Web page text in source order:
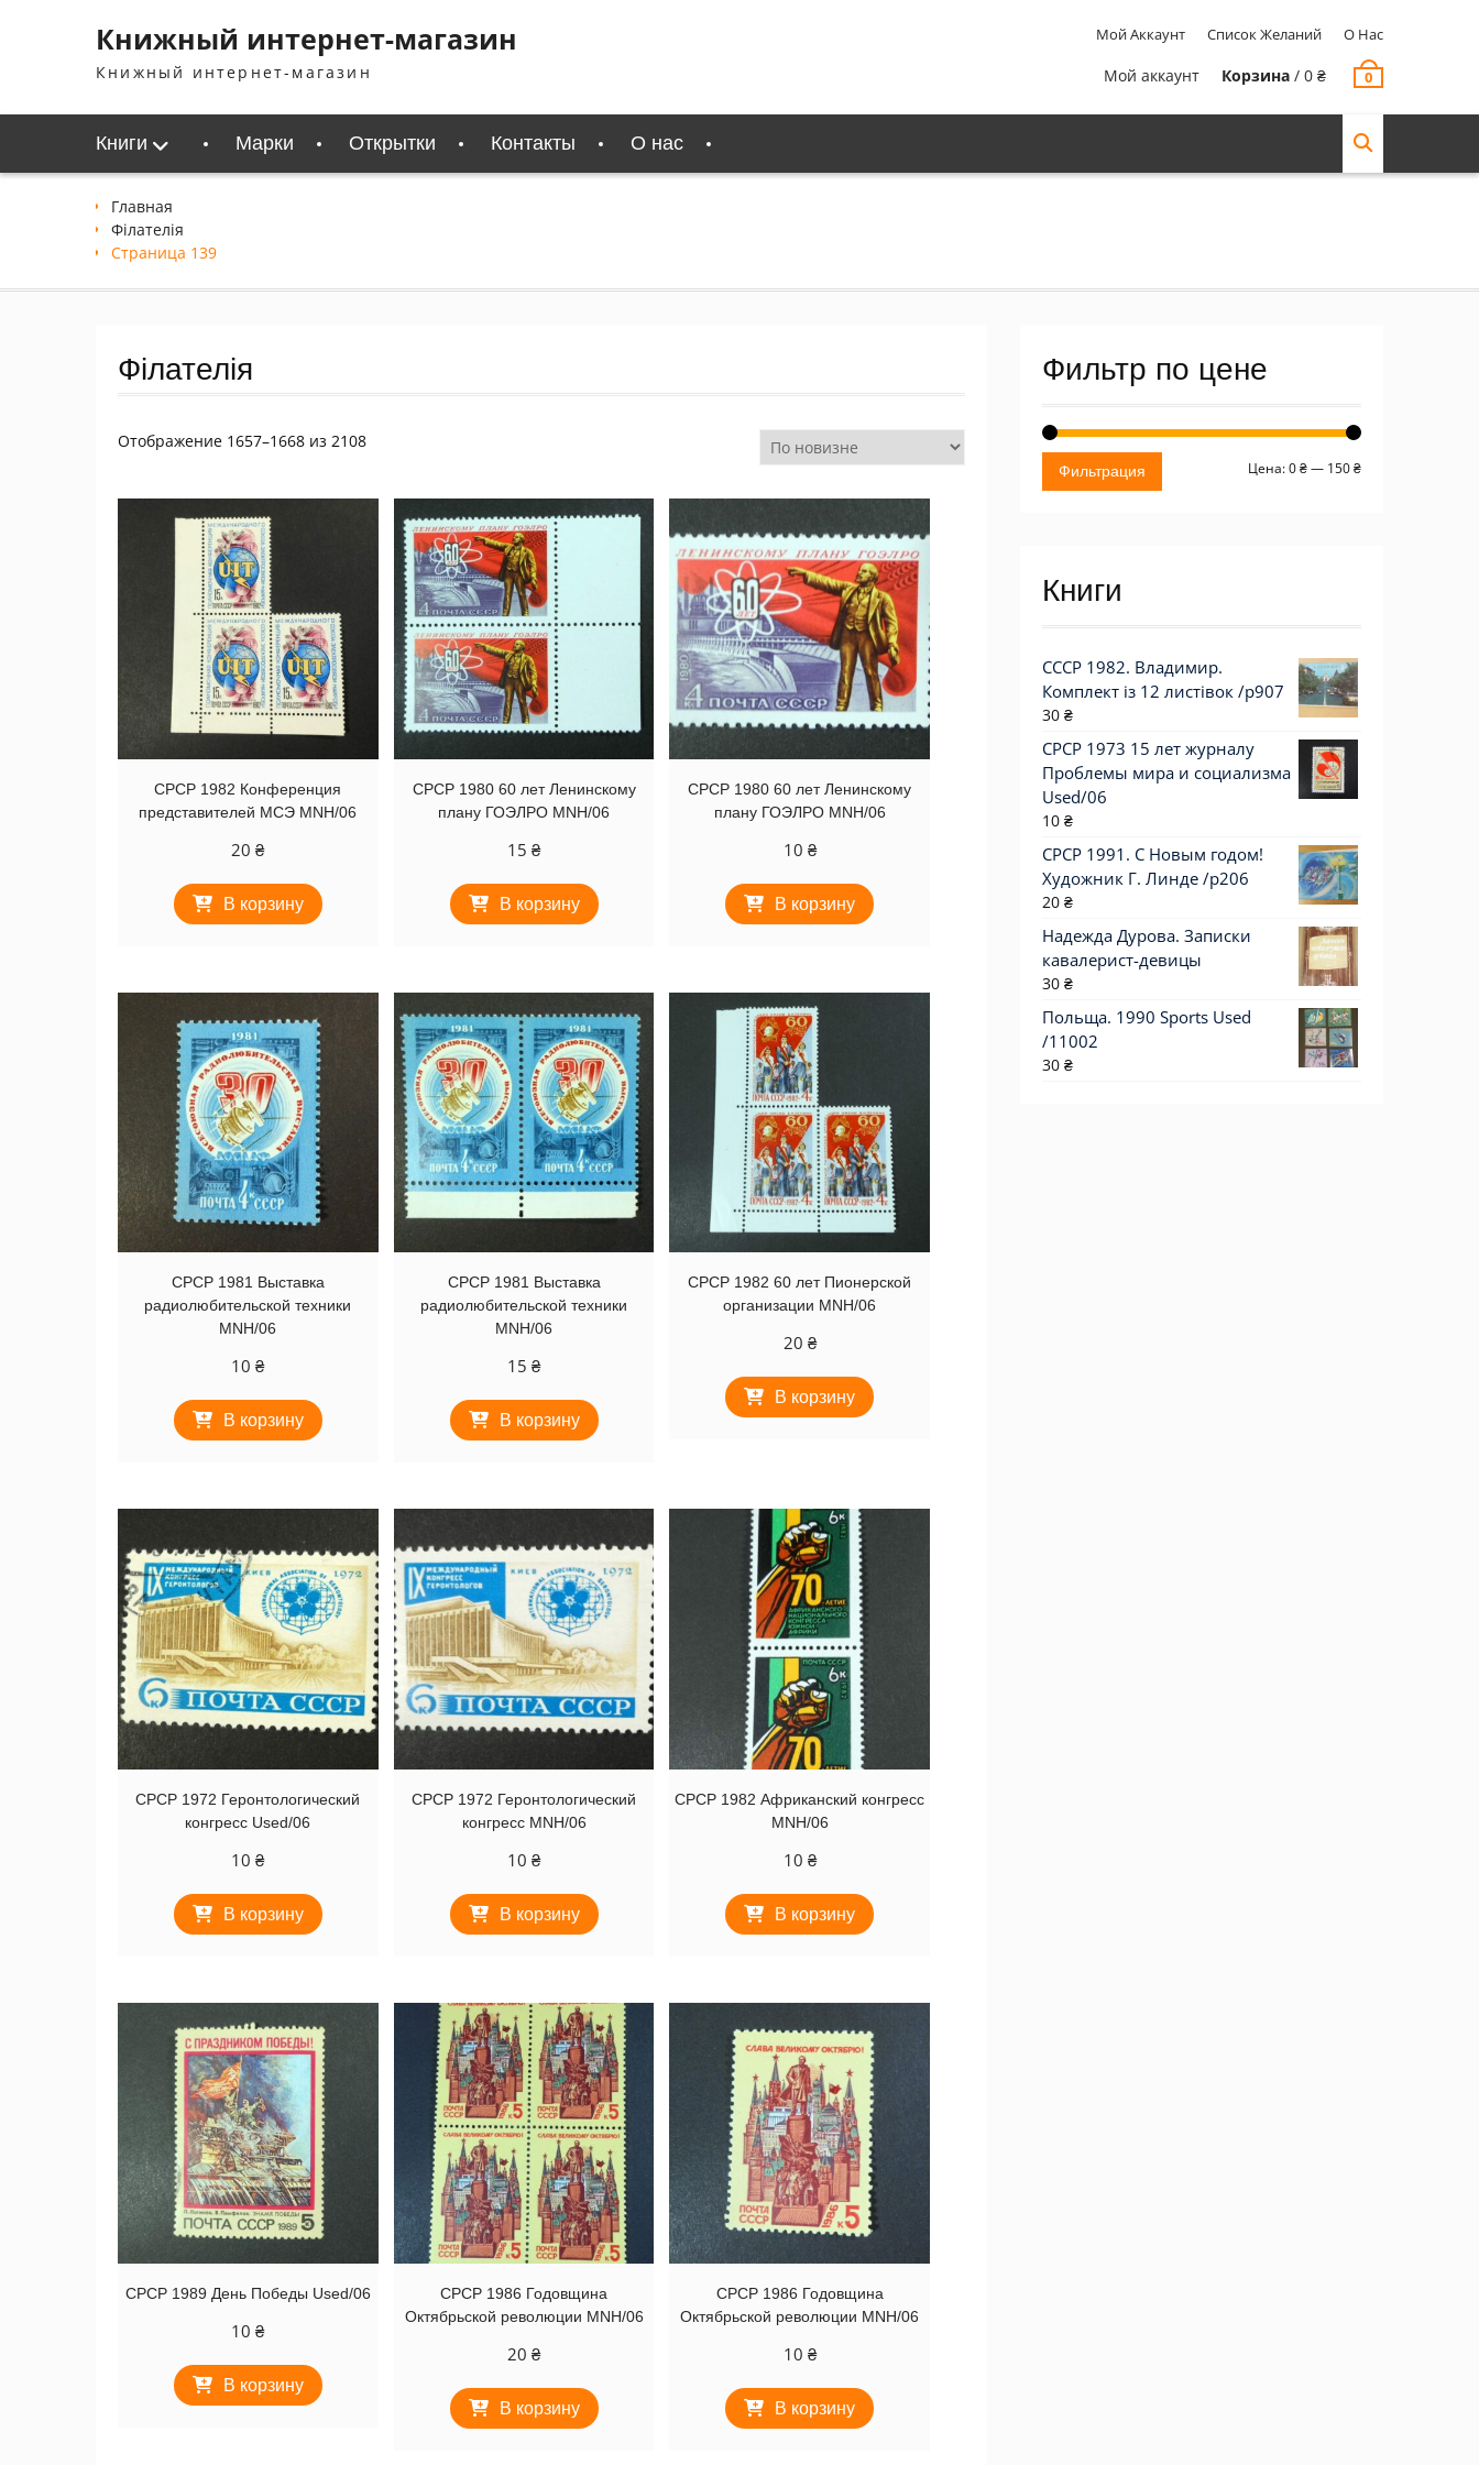
содержимомуКнижный интернет-магазин
Книжный интернет-магазин
Мой Аккаунт Список Желаний О Нас
Мой аккаунт Корзина / 0 ₴ 0
Книги Марки Открытки Контакты О нас
Главная
Філателія
Страница 139
Філателія
Отображение 1657–1668 из 2108Сортировка:
СРСР 1982 Конференция
представителей МСЭ MNH/06
20₴
В корзину
СРСР 1980 60 лет Ленинскому
плану ГОЭЛРО MNH/06
15 ₴
В корзину
СРСР 1980 60 лет Ленинскому
плану ГОЭЛРО MNH/06
10 ₴
В корзину
СРСР 1981 Выставка
радиолюбительской техники
MNH/06
10₴
В корзину
СРСР 1981 Выставка
радиолюбительской техники
MNH/06
15 ₴
В корзину
СРСР 1982 60 лет Пионерской
организации MNH/06
20 ₴
В корзину
СРСР 1972 Геронтологический
конгресс Used/06
10₴
В корзину
СРСР 1972 Геронтологический
конгресс MNH/06
10 ₴
В корзину
СРСР 1982 Африканский конгресс
MNH/06
10 ₴
В корзину
СРСР 1989 День Победы Used/06
10₴
В корзину
СРСР 1986 Годовщина
Октябрьской революции MNH/06
20 ₴
В корзину
СРСР 1986 Годовщина
Октябрьской революции MNH/06
10 ₴
В корзину
Фильтр по цене
Минимальная
Максимальная
Фильтрация Цена:0 ₴— 150 ₴
Книги
СССР 1982. Владимир.
Комплект із 12 листівок /р907
30 ₴
СРСР 1973 15 лет журналу
Проблемы мира и социализма
Used/06
10 ₴
СРСР 1991. С Новым годом!
Художник Г. Линде /р206
20 ₴
Надежда Дурова. Записки
кавалерист-девицы
30 ₴
Польща. 1990 Sports Used
/11002
30 ₴